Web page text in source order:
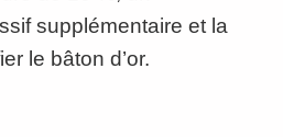
supplémentaire et la
le bâton d’or.